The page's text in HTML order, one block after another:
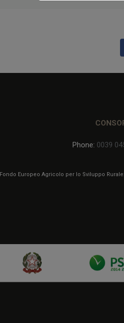
Phone: 0039
Fondo Europeo Agricolo per lo Sviluppo